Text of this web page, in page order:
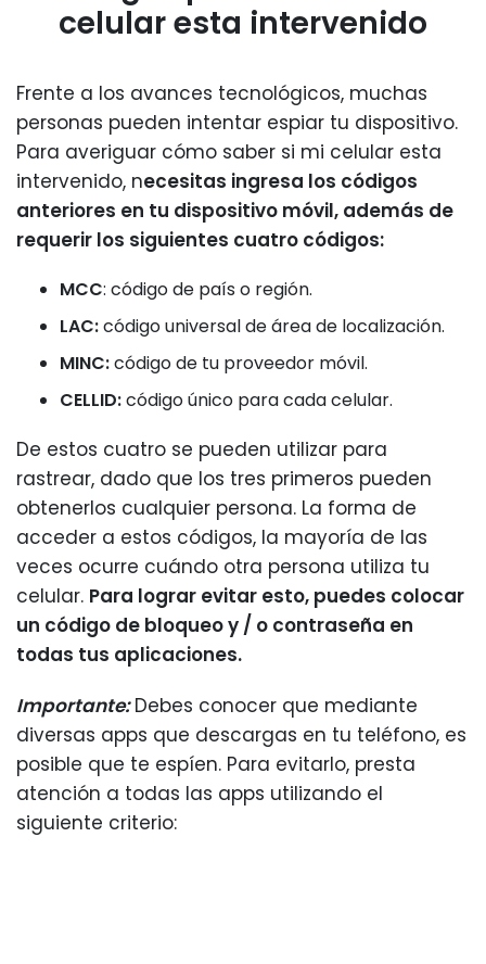
celular esta intervenido
Frente a los avances tecnológicos, muchas
personas pueden intentar espiar tu dispositivo.
Para averiguar cómo saber si mi celular esta
intervenido, necesitas ingresa los códigos
anteriores en tu dispositivo móvil, además de
requerir los siguientes cuatro códigos:
MCC: código de país o región.
LAC:código universal de área de localización.
MINC:código de tu proveedor móvil.
CELLID:código único para cada celular.
De estos cuatro se pueden utilizar para
rastrear, dado que los tres primeros pueden
obtenerlos cualquier persona. La forma de
acceder a estos códigos, la mayoría de las
veces ocurre cuándo otra persona utiliza tu
celular. Para lograr evitar esto, puedes colocar
un código de bloqueo y / o contraseña en
todas tus aplicaciones.
Importante: Debes conocer que mediante
diversas apps que descargas en tu teléfono, es
posible que te espíen. Para evitarlo, presta
atención a todas las apps utilizando el
siguiente criterio: